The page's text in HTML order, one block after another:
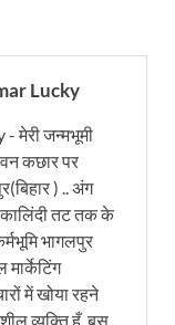
Lucky
मेरी जन्मभूमी
कछार पर
) .. अंग
कालिंदी तट तक के
भागलपुर
मार्केटिंग
में खोया रहने
व्यक्ति हूँ. बस